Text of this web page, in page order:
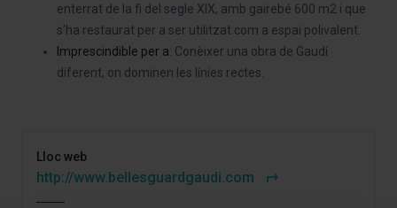
enterrat de la fi del segle XIX, amb gairebé 600 m2 i que
s’ha restaurat per a ser utilitzat com a espai polivalent.
Imprescindible per a: Conèixer una obra de Gaudí
diferent, on dominen les línies rectes.
Lloc web
http://www.bellesguardgaudi.com